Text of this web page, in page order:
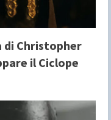
di Christopher
il Ciclope